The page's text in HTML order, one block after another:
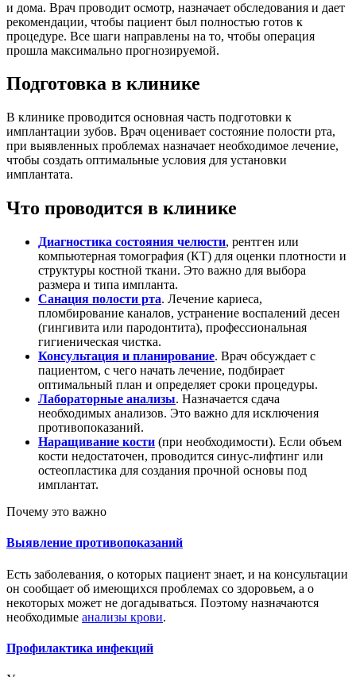
и дома. Врач проводит осмотр, назначает обследования и дает
рекомендации, чтобы пациент был полностью готов к
процедуре. Все шаги направлены на то, чтобы операция
прошла максимально прогнозируемой.
Подготовка в клинике
В клинике проводится основная часть подготовки к
имплантации зубов. Врач оценивает состояние полости рта,
при выявленных проблемах назначает необходимое лечение,
чтобы создать оптимальные условия для установки
имплантата.
Что проводится в клинике
Диагностика состояния челюсти, рентген или
компьютерная томография (КТ) для оценки плотности и
структуры костной ткани. Это важно для выбора
размера и типа импланта.
Санация полости рта. Лечение кариеса,
пломбирование каналов, устранение воспалений десен
(гингивита или пародонтита), профессиональная
гигиеническая чистка.
Консультация и планирование. Врач обсуждает с
пациентом, с чего начать лечение, подбирает
оптимальный план и определяет сроки процедуры.
Лабораторные анализы. Назначается сдача
необходимых анализов. Это важно для исключения
противопоказаний.
Наращивание кости (при необходимости). Если объем
кости недостаточен, проводится синус-лифтинг или
остеопластика для создания прочной основы под
имплантат.
Почему это важно
Выявление противопоказаний
Есть заболевания, о которых пациент знает, и на консультации
он сообщает об имеющихся проблемах со здоровьем, а о
некоторых может не догадываться. Поэтому назначаются
необходимые анализы крови.
Профилактика инфекций